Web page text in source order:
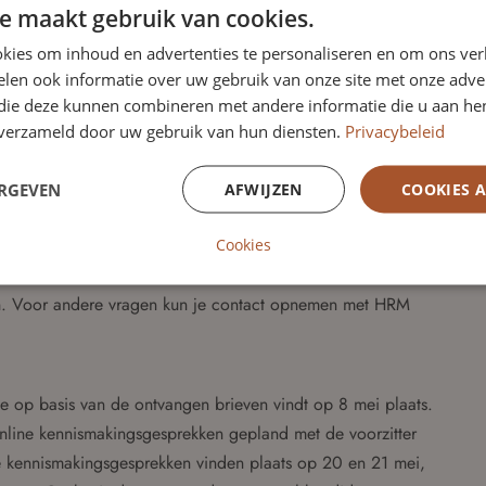
van de RvT en zoeken een aanvulling op de
verschillende achtergronden en ervaring binnen de
bedrijfsleven.
en jouw juridische expertise inzetten binnen een
dan je motivatie en cv naarstafHRM@probiblio.nl
van de rol. Wil je hier meer over weten? Neem
andere vragen kun je contact opnemen met HRM
op basis van de ontvangen brieven vindt op 8 mei plaats.
kennismakingsgesprekken gepland met de voorzitter
vinden plaats op 20 en 21 mei,
maakt gebruik van cookies.
om inhoud en advertenties te personaliseren en om ons
ook informatie over uw gebruik van onze site met onze
deze kunnen combineren met andere informatie die u aan
door uw gebruik van hun diensten. Privacybeleid
COOKIES
AFWIJZEN
Cookies